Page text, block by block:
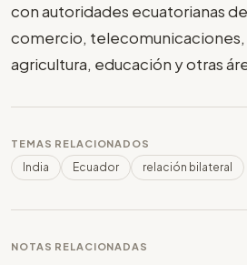
con autoridades ecuatorianas
comercio,
agricultura, educación y otras
TEMAS RELACIONADOS
India Ecuador relación bilateral
NOTAS RELACIONADAS